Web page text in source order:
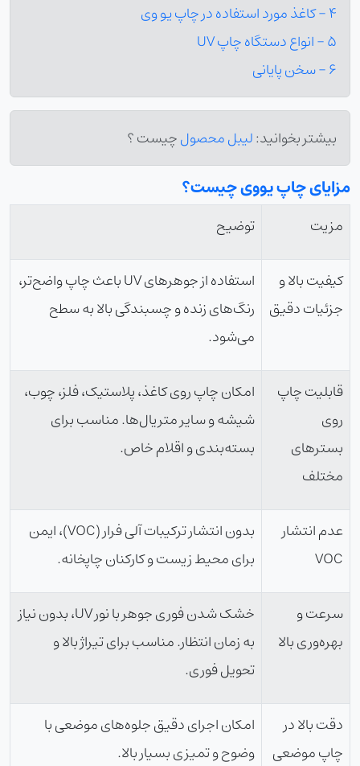
4 - کاغذ مورد استفاده در چاپ یو وی
5 - انواع دستگاه چاپ UV
6 - سخن پایانی
بیشتر بخوانید:لیبل محصولچیست ؟
مزایای چاپ یووی چیست؟
مزیت توضیح
کیفیت بالا و
جزئیات دقیق
استفاده از جوهرهای UV باعث چاپ واضح‌تر،
رنگ‌های زنده و چسبندگی بالا به سطح
می‌شود.
قابلیت چاپ
روی
بسترهای
مختلف
امکان چاپ روی کاغذ، پلاستیک، فلز، چوب،
شیشه و سایر متریال‌ها. مناسب برای
بسته‌بندی و اقلام خاص.
عدم انتشار
VOC
بدون انتشار ترکیبات آلی فرار (VOC)، ایمن
برای محیط زیست و کارکنان چاپخانه.
سرعت و
بهره‌وری بالا
خشک شدن فوری جوهر با نور UV، بدون نیاز
به زمان انتظار. مناسب برای تیراژ بالا و
تحویل فوری.
دقت بالا در
چاپ موضعی
امکان اجرای دقیق جلوه‌های موضعی با
وضوح و تمیزی بسیار بالا.